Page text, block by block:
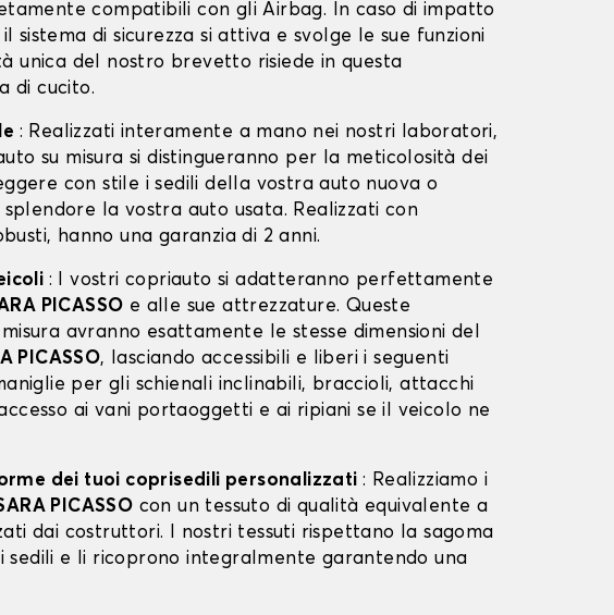
compatibili con gli Airbag. In caso di impatto
sistema di sicurezza si attiva e svolge le sue funzioni
unica del nostro brevetto risiede in questa
di cucito.
: Realizzati interamente a mano nei nostri laboratori,
su misura si distingueranno per la meticolosità dei
con stile i sedili della vostra auto nuova o
la vostra auto usata. Realizzati con
hanno una garanzia di 2 anni.
: I vostri copriauto si adatteranno perfettamente
PICASSO e alle sue attrezzature. Queste
avranno esattamente le stesse dimensioni del
PICASSO, lasciando accessibili e liberi i seguenti
per gli schienali inclinabili, braccioli, attacchi
ai vani portaoggetti e ai ripiani se il veicolo ne
dei tuoi coprisedili personalizzati : Realizziamo i
PICASSO con un tessuto di qualità equivalente a
dai costruttori. I nostri tessuti rispettano la sagoma
sedili e li ricoprono integralmente garantendo una